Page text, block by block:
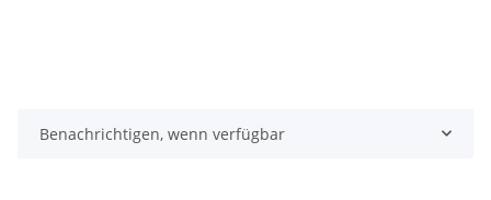
Benachrichtigen, wenn verfügbar